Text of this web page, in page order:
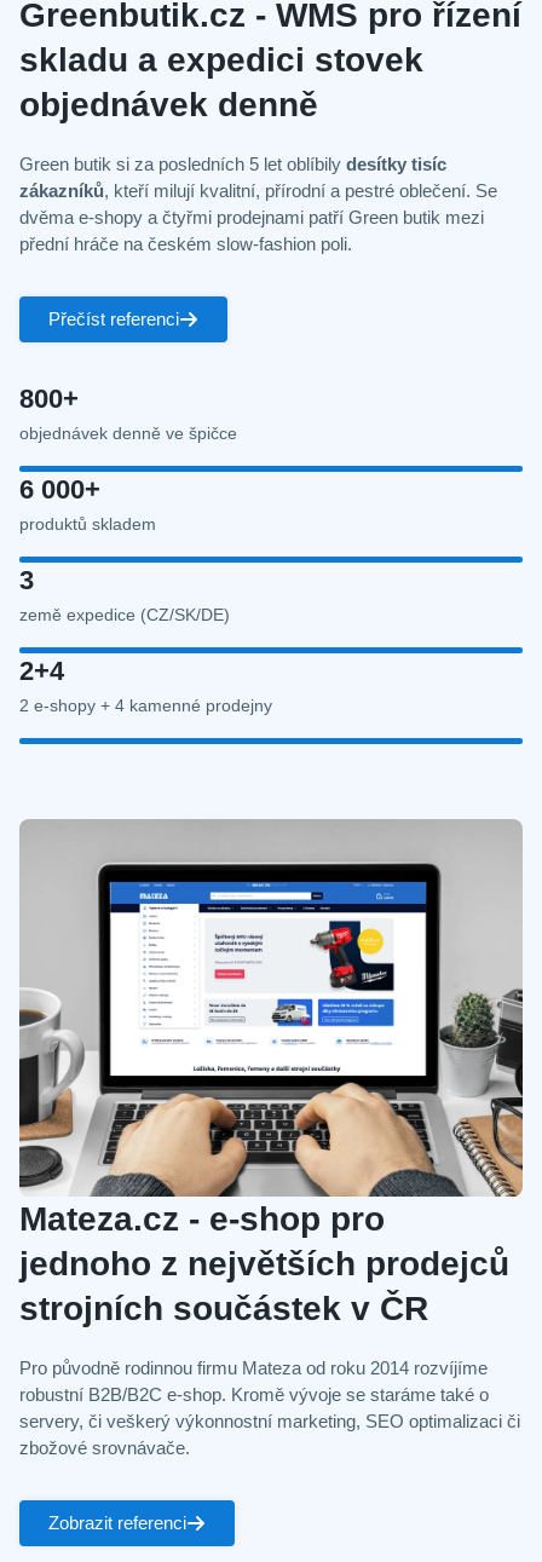
Greenbutik.cz - WMS pro řízení
skladu a expedici stovek
objednávek denně
Green butik si za posledních 5 let oblíbily desítky tisíc
zákazníků, kteří milují kvalitní, přírodní a pestré oblečení. Se
dvěma e-shopy a čtyřmi prodejnami patří Green butik mezi
přední hráče na českém slow-fashion poli.
Přečíst referenci
800+
objednávek denně ve špičce
6 000+
produktů skladem
3
země expedice (CZ/SK/DE)
2+4
2 e-shopy + 4 kamenné prodejny
Mateza.cz - e‑shop pro
jednoho z největších prodejců
strojních součástek v ČR
Pro původně rodinnou firmu Mateza od roku 2014 rozvíjíme
robustní B2B/B2C e‑shop. Kromě vývoje se staráme také o
servery, či veškerý výkonnostní marketing, SEO optimalizaci či
zbožové srovnávače.
Zobrazit referenci